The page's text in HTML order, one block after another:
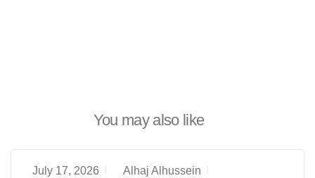
You may also like
July 17, 2026
Alhaj Alhussein